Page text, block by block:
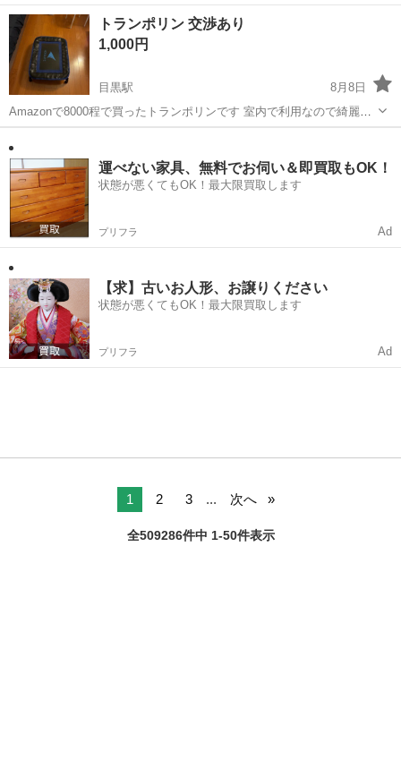
ワンルーム寮完備！赴任旅費会社負担！年間休日130日★フォークリフ
ト免許お持ちの方、活躍中！就業先食堂利用可★《神奈川県相模原
市》 人気の工場のお仕事 ◇電...
神奈川 相模原市 南橋本駅 その他
トランポリン 交渉あり
1,000円
目黒駅
8月8日
Amazonで8000程で買ったトランポリンです 室内で利用なので綺麗で
す
運べない家具、無料でお伺い＆即買取もOK！
状態が悪くてもOK！最大限買取します
プリフラ Ad
【求】古いお人形、お譲りください
状態が悪くてもOK！最大限買取します
プリフラ Ad
1 2 3 ... 次へ
全509286件中 1-50件表示